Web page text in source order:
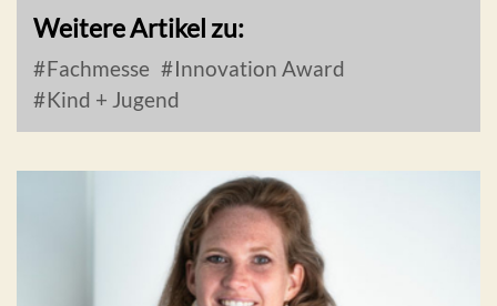
Weitere Artikel zu:
Fachmesse
Innovation Award
Kind + Jugend